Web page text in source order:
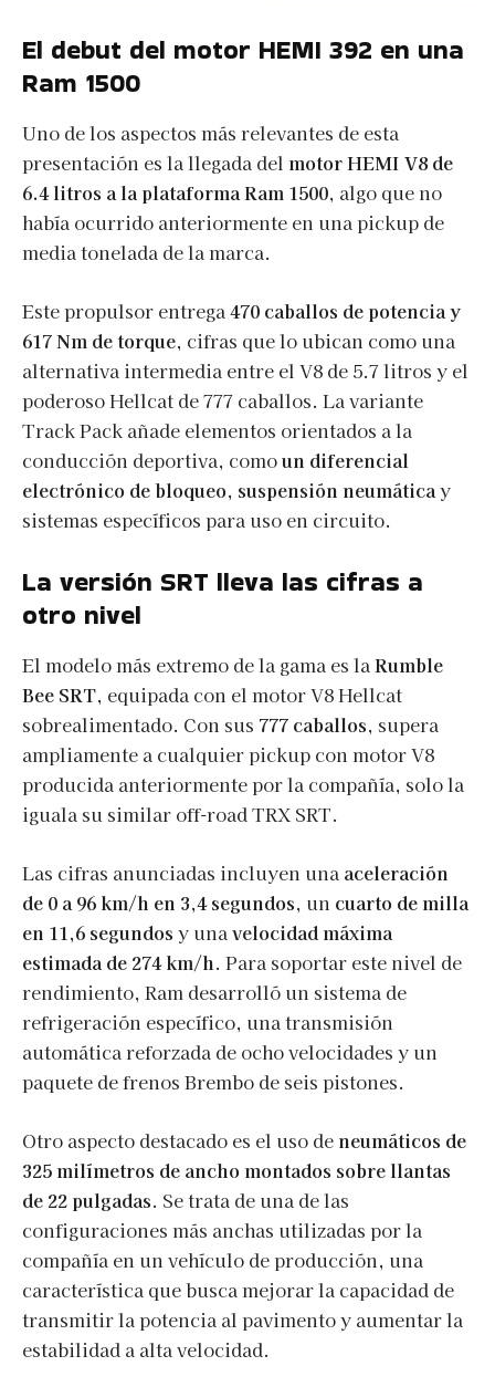
El debut del motor HEMI 392 en una
Ram 1500
Uno de los aspectos más relevantes de esta
presentación es la llegada del motor HEMI V8 de
6.4 litros a la plataforma Ram 1500, algo que no
había ocurrido anteriormente en una pickup de
media tonelada de la marca.
Este propulsor entrega470 caballos de potencia y
617 Nm de torque, cifras que lo ubican como una
alternativa intermedia entre el V8 de 5.7 litros y el
poderoso Hellcat de 777 caballos. La variante
Track Pack añade elementos orientados a la
conducción deportiva, comoun diferencial
electrónico de bloqueo, suspensión neumáticay
sistemas específicos para uso en circuito.
La versión SRT lleva las cifras a
otro nivel
El modelo más extremo de la gama es laRumble
Bee SRT, equipada con el motor V8 Hellcat
sobrealimentado. Con sus 777 caballos, supera
ampliamente a cualquier pickup con motor V8
producida anteriormente por la compañía, solo la
iguala su similar off-road TRX SRT.
Las cifras anunciadas incluyen una aceleración
de 0 a 96 km/h en 3,4 segundos, un cuarto de milla
en 11,6 segundos y unavelocidad máxima
estimada de 274 km/h. Para soportar este nivel de
rendimiento, Ram desarrolló un sistema de
refrigeración específico, una transmisión
automática reforzada de ocho velocidades y un
paquete de frenos Brembo de seis pistones.
Otro aspecto destacado es el uso de neumáticos de
325 milímetros de ancho montados sobre llantas
de 22 pulgadas. Se trata de una de las
configuraciones más anchas utilizadas por la
compañía en un vehículo de producción, una
característica que busca mejorar la capacidad de
transmitir la potencia al pavimento y aumentar la
estabilidad a alta velocidad.